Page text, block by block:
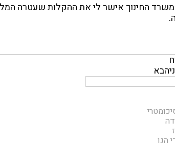
החינוך אישר לי את ההקלות שעטרה
הבא
הגן